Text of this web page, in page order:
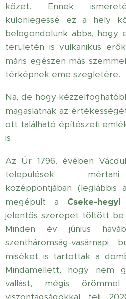
kőzet. Ennek
különlegessé ez a hely
belegondolunk abba, hogy
területén is vulkanikus
máris egészen más
térképnek eme szegletére.
Na, de hogy
magaslatnak az
ott található építészeti
is.
Az Úr 1796. évében
települések mértani
középpontjában (leglábbis
megépült a Cseke-
jelentős szerepet töltött be
Minden év június
szentháromság-
miséket is tartottak a
Mindamellett, hogy nem
vallást, mégis